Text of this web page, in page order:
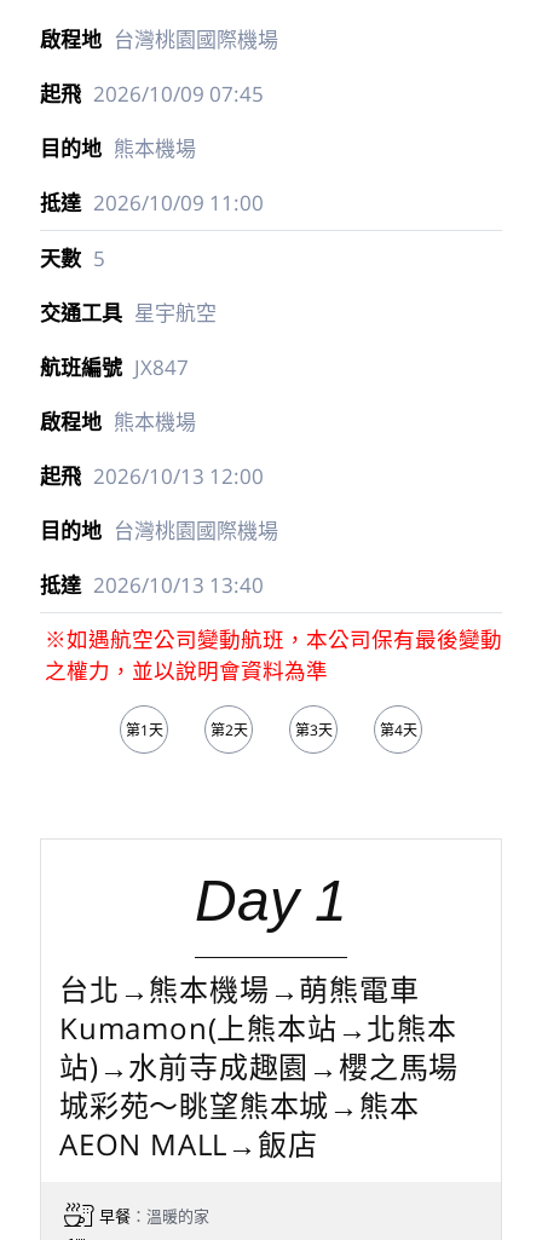
台灣桃園國際機場
2026/10/09 07:45
熊本機場
2026/10/09 11:00
5
星宇航空
JX847
熊本機場
2026/10/13 12:00
台灣桃園國際機場
2026/10/13 13:40
※如遇航空公司變動航班，本公司保有最後變動
之權力，並以說明會資料為準
第1天 第2天 第3天 第4天
Day 1
台北→熊本機場→萌熊電車
Kumamon(上熊本站→北熊本
站)→水前寺成趣園→櫻之馬場
城彩苑～眺望熊本城→熊本
AEON MALL→飯店
早餐：溫暖的家